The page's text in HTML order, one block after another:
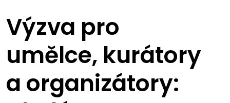
Výzva pro
umělce, kurátory
a organizátory: